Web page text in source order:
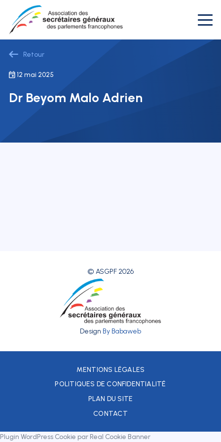
Retour
12 mai 2025
Dr Beyom Malo Adrien
© ASGPF 2026
Design By Babaweb
MENTIONS LÉGALES
POLITIQUES DE CONFIDENTIALITÉ
PLAN DU SITE
CONTACT
Plugin WordPress Cookie par Real Cookie Banner